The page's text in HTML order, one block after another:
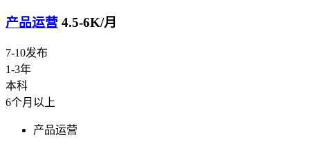
产品运营 4.5-6K/月
7-10发布
1-3年
本科
6个月以上
产品运营